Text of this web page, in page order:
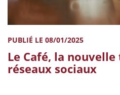
PUBLIÉ LE 08/01/2025
Le Café, la
réseaux sociaux